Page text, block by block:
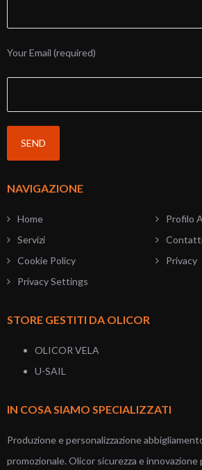
Your Email (required)
NAVIGAZIONE
Home
Profilo
Servizi
Cookie Policy
Privacy
Privacy Settings
STORE GESTITI DA OLICOR
OLICOR VELA
U-SAIL
IN COSA SIAMO SPECIALIZZATI
Produzione e personalizzazione
promozionale. Olicor sicurezza e innovazione